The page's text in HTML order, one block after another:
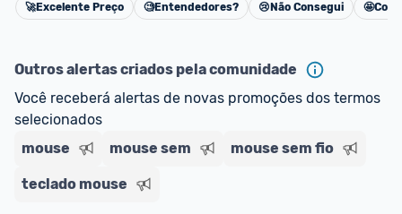
Cancelar
🚀Excelente Preço 🧐Entendedores? 😢 Não Consegui 🤩
Outros alertas criados pela comunidade
Você receberá alertas de novas promoções dos termos
selecionados
mouse
mouse sem mouse sem fio
teclado mouse